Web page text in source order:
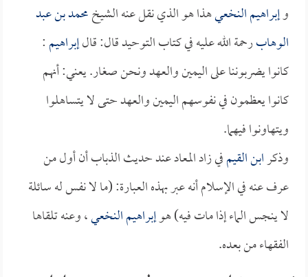
وإبراهيم النخعيهذا هو الذي نقل عنه الشيخمحمد بن عبد
الوهابرحمة الله عليه في كتاب التوحيد قال: قالإبراهيم:
كانوا يضربوننا على اليمين والعهد ونحن صغار. يعني: أنهم
كانوا يعظمون في نفوسهم اليمين والعهد حتى لا يتساهلوا
ويتهاونوا فيهما.
وذكرابن القيمفي زاد المعاد عند حديث الذباب أن أول من
عرف عنه في الإسلام أنه عبر بهذه العبارة: (ما لا نفس له سائلة
لا ينجس الماء إذا مات فيه) هوإبراهيم النخعي، وعنه تلقاها
الفقهاء من بعده.